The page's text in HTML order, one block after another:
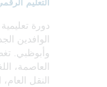
التعليم
دورة
الوافدين
وأبوظبي.
العاصمة،
النقل